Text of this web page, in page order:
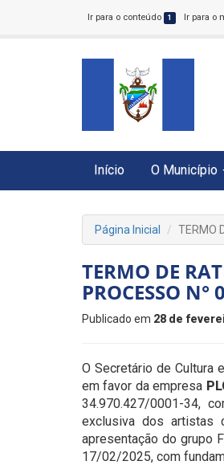
Ir para o conteúdo 1 Ir para o
Início O Município
Página Inicial TERMO
TERMO DE
PROCESSO
Publicado em 28 de
O Secretário de Cultura
em favor da empresa
34.970.427/0001-34,
exclusiva dos artistas
apresentação do grupo
17/02/2025, com